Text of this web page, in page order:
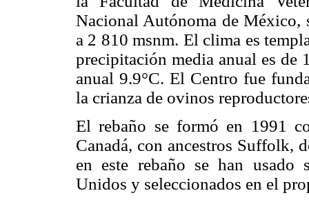
Nacional Autónoma de México,
a 2 810 msnm. El clima es
precipitación media anual es de
anual 9.9°C. El Centro fue
la crianza de ovinos
El rebaño se formó en 1991
Canadá, con ancestros Suffolk,
en este rebaño se han usado
Unidos y seleccionados en el